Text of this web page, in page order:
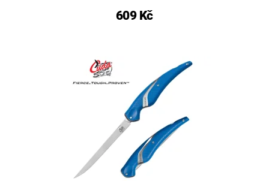
609 Kč